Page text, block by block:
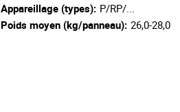
Appareillage (types): P/RP/...
Poids moyen (kg/panneau): 26,0-28,0